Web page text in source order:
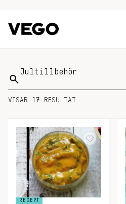
Sök
på:
VISAR 17 RESULTAT
RECEPT